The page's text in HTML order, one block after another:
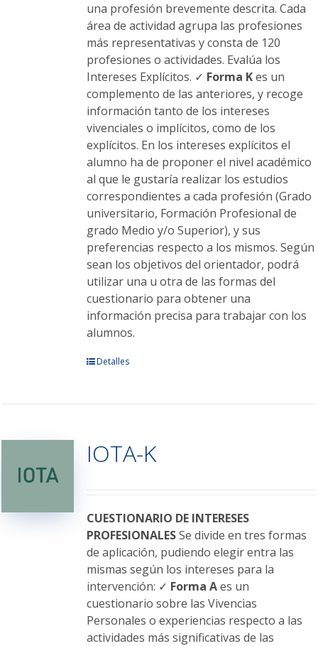
una profesión brevemente descrita. Cada
área de actividad agrupa las profesiones
más representativas y consta de 120
profesiones o actividades. Evalúa los
Intereses Explícitos. ✓ Forma Kes un
complemento de las anteriores, y recoge
información tanto de los intereses
vivenciales o implícitos, como de los
explícitos. En los intereses explícitos el
alumno ha de proponer el nivel académico
al que le gustaría realizar los estudios
correspondientes a cada profesión (Grado
universitario, Formación Profesional de
grado Medio y/o Superior), y sus
preferencias respecto a los mismos. Según
sean los objetivos del orientador, podrá
utilizar una u otra de las formas del
cuestionario para obtener una
información precisa para trabajar con los
alumnos.
Este
Las
opciones
elegir
en
la
página
de
producto
Detalles
IOTA-K
CUESTIONARIO DE INTERESES
PROFESIONALESSe divide en tres formas
de aplicación, pudiendo elegir entra las
mismas según los intereses para la
intervención: ✓ Forma Aes un
cuestionario sobre las Vivencias
Personales o experiencias respecto a las
actividades más significativas de las